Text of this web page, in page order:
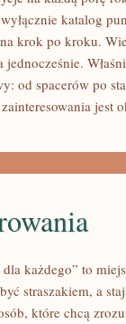
katalog
krok po kroku.
od spacerów po
jest
każdego” to
straszakiem, a
które chcą